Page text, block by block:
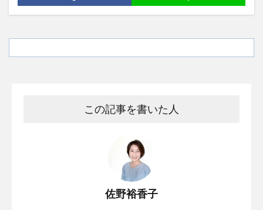
この記事を書いた人
佐野裕香子